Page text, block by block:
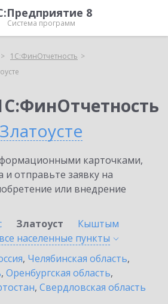
8
Система программ
1С:ФинОтчетность
карточками,
отправьте заявку на
или внедрение
Златоуст
Кыштым
населенные пункты
, Челябинская область,
, Оренбургская область,
, Свердловская область